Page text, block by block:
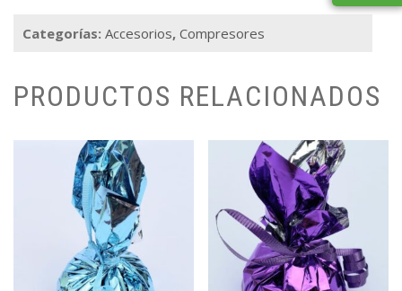
Categorías: Accesorios, Compresores
PRODUCTOS RELACIONADOS